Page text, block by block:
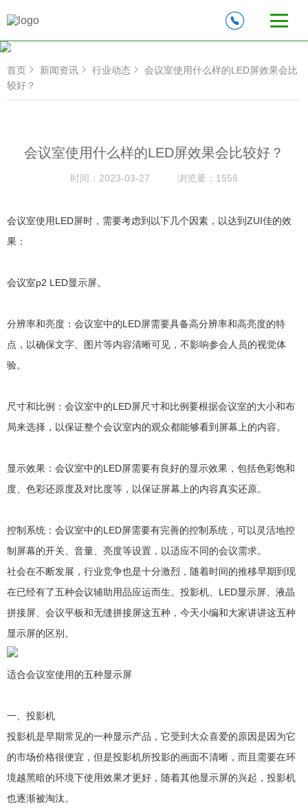
首页 新闻资讯 行业动态
会议室使用什么样的LED屏效果会比
较好？
会议室使用什么样的LED屏效果会比较好？
时间： 2023-03-27 浏览量： 1558
会议室使用LED屏时，需要考虑到以下几个因素，以达到ZUI佳的效
果：
会议室p2 LED显示屏。
分辨率和亮度：会议室中的LED屏需要具备高分辨率和高亮度的特
点，以确保文字、图片等内容清晰可见，不影响参会人员的视觉体
验。
尺寸和比例：会议室中的LED屏尺寸和比例要根据会议室的大小和布
局来选择，以保证整个会议室内的观众都能够看到屏幕上的内容。
显示效果：会议室中的LED屏需要有良好的显示效果，包括色彩饱和
度、色彩还原度及对比度等，以保证屏幕上的内容真实还原。
控制系统：会议室中的LED屏需要有完善的控制系统，可以灵活地控
制屏幕的开关、音量、亮度等设置，以适应不同的会议需求。
社会在不断发展，行业竞争也是十分激烈，随着时间的推移早期到现
在已经有了五种会议辅助用品应运而生。投影机、LED显示屏、液晶
拼接屏、会议平板和无缝拼接屏这五种，今天小编和大家讲讲这五种
显示屏的区别。
适合会议室使用的五种显示屏
一、投影机
投影机是早期常见的一种显示产品，它受到大众喜爱的原因是因为它
的市场价格很便宜，但是投影机所投影的画面不清晰，而且需要在环
境越黑暗的环境下使用效果才更好，随着其他显示屏的兴起，投影机
也逐渐被淘汰。